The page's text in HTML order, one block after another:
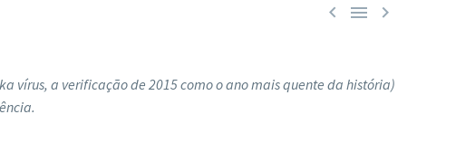
  
vírus, a verificação de 2015 como o ano mais quente da história)